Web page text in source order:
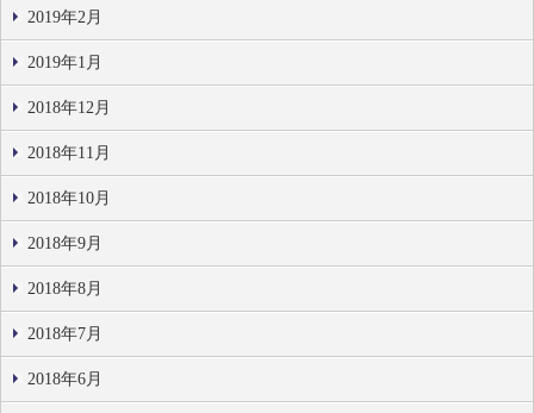
2019年2月
2019年1月
2018年12月
2018年11月
2018年10月
2018年9月
2018年8月
2018年7月
2018年6月